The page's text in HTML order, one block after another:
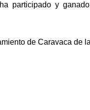
participado y
de Caravaca de